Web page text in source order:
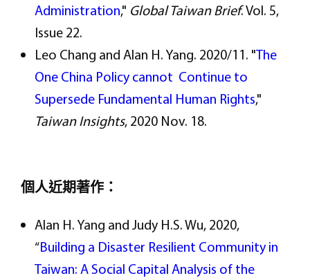
Administration," Global Taiwan Brief. Vol. 5,
Issue 22.
Leo Chang and Alan H. Yang. 2020/11. "The
One China Policy cannot Continue to
Supersede Fundamental Human Rights,"
Taiwan Insights, 2020 Nov. 18.
個人近期著作：
Alan H. Yang and Judy H.S. Wu, 2020,
“Building a Disaster Resilient Community in
Taiwan: A Social Capital Analysis of the